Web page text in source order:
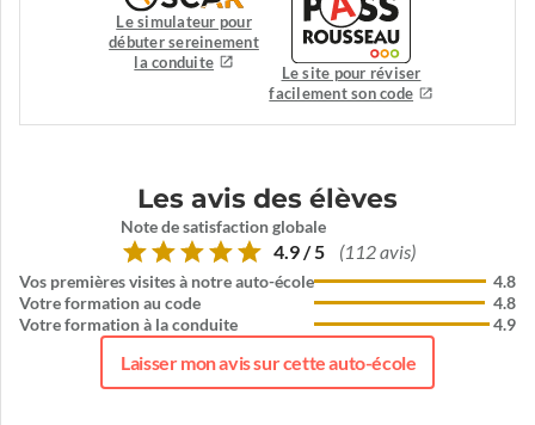
Le simulateur pour
débuter sereinement
la conduite
Le site pour réviser
facilement son code
Les avis des élèves
Note de satisfaction globale
4.9 / 5 (112 avis)
Vos premières visites à notre auto-école
Votre formation au code
Votre formation à la conduite
4.8
4.8
4.9
Laisser mon avis sur cette auto-école